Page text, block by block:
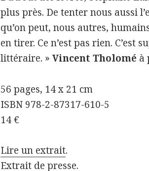
plus près. De tenter nous aussi
qu’on peut, nous autres,
en tirer. Ce n’est pas rien.
littéraire. »Vincent Tholomé à
56 pages, 14 x 21 cm
ISBN 978-2-87317-610-5
14 €
Lire un extrait.
Extrait de presse.